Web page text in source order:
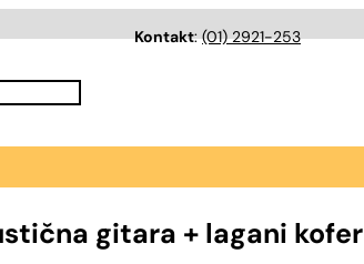
Kontakt:(01) 2921-253
gitara + lagani kofer